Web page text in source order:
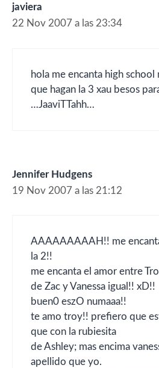
javiera
22 Nov 2007 a las 23:34
hola me encanta high school
que hagan la 3 xau besos
…JaaviTTahh…
Jennifer Hudgens
19 Nov 2007 a las 21:12
AAAAAAAAAH!! me
la 2!!
me encanta el amor entre
de Zac y Vanessa igual!! xD!!
buen0 eszO numaaa!!
te amo troy!! prefiero que
que con la rubiesita
de Ashley; mas encima
apellido que yo.